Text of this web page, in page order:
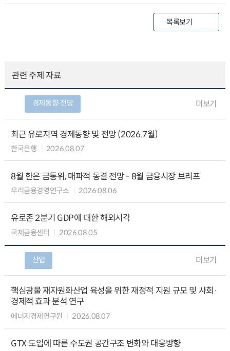
목록보기
관련 주제 자료
경제동향∙전망 더보기
최근 유로지역 경제동향 및 전망 (2026.7월)
한국은행 2026.08.07
8월 한은 금통위, 매파적 동결 전망 - 8월 금융시장 브리프
우리금융경영연구소 2026.08.06
유로존 2분기 GDP에 대한 해외시각
국제금융센터 2026.08.05
산업 더보기
핵심광물 재자원화산업 육성을 위한 재정적 지원 규모 및 사회·
경제적 효과 분석 연구
에너지경제연구원 2026.08.07
GTX 도입에 따른 수도권 공간구조 변화와 대응방향